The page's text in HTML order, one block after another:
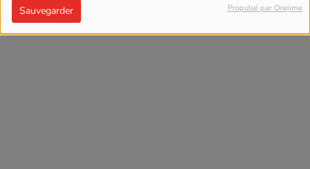
Sauvegarder Propulsé par Orejime